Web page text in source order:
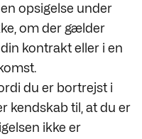
opsigelse under
om der gælder
kontrakt eller i en
du er bortrejst i
kendskab til, at du er
ikke er